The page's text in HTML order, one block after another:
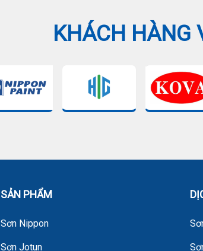
KHÁCH HÀNG
SẢN PHẨM
Sơn Nippon
Sơn Jotun